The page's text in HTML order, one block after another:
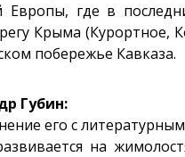
где в
Крыма (Курортное,
побережье Кавказа.
Губин:
его с
на